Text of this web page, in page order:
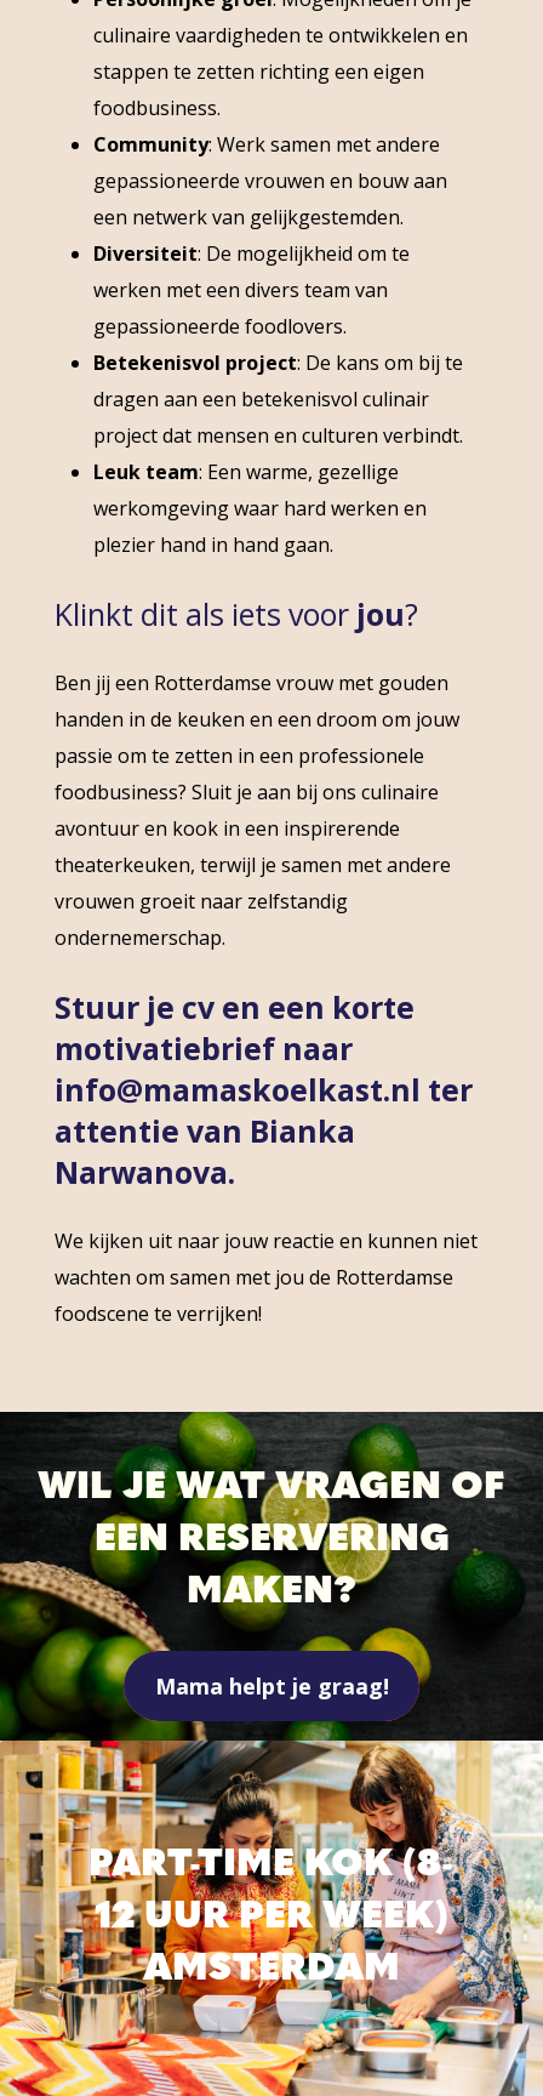
culinaire vaardigheden te ontwikkelen en
stappen te zetten richting een eigen
foodbusiness.
Community: Werk samen met andere
gepassioneerde vrouwen en bouw aan
een netwerk van gelijkgestemden.
Diversiteit: De mogelijkheid om te
werken met een divers team van
gepassioneerde foodlovers.
Betekenisvol project: De kans om bij te
dragen aan een betekenisvol culinair
project dat mensen en culturen verbindt.
Leuk team: Een warme, gezellige
werkomgeving waar hard werken en
plezier hand in hand gaan.
Klinkt dit als iets voor jou?
Ben jij een Rotterdamse vrouw met gouden
handen in de keuken en een droom om jouw
passie om te zetten in een professionele
foodbusiness? Sluit je aan bij ons culinaire
avontuur en kook in een inspirerende
theaterkeuken, terwijl je samen met andere
vrouwen groeit naar zelfstandig
ondernemerschap.
Stuur je cv en een korte
motivatiebrief naar
info@mamaskoelkast.nl ter
attentie van Bianka
Narwanova.
We kijken uit naar jouw reactie en kunnen niet
wachten om samen met jou de Rotterdamse
foodscene te verrijken!
WIL JE WAT VRAGEN OF
EEN RESERVERING
MAKEN?
Mama helpt je graag!
PART-TIME KOK (8-
12 UUR PER WEEK)
AMSTERDAM